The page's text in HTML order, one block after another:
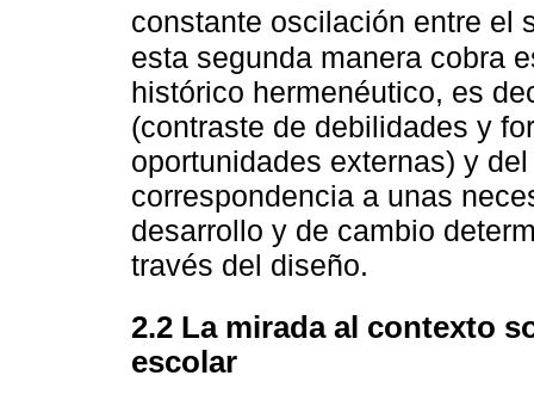
constante oscilación entre el
esta segunda manera cobra
histórico hermenéutico, es
(contraste de debilidades y
oportunidades externas) y
correspondencia a unas
desarrollo y de cambio
través del diseño.
2.2 La mirada al contexto
escolar